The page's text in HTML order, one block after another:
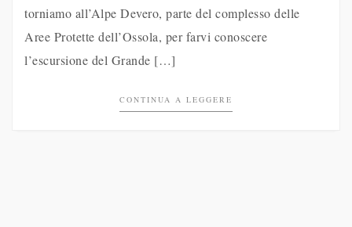
torniamo all’Alpe Devero, parte del complesso delle
Aree Protette dell’Ossola, per farvi conoscere
l’escursione del Grande […]
CONTINUA A LEGGERE